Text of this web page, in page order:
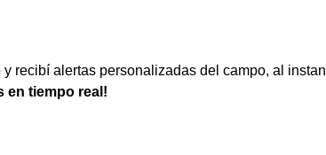
recibí alertas personalizadas del campo, al
en tiempo real!